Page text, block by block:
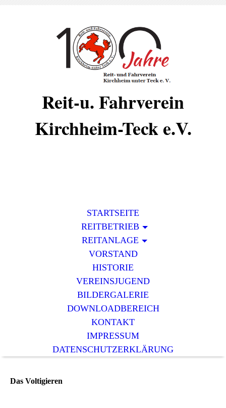
Reit-u. Fahrverein
Kirchheim-Teck e.V.
STARTSEITE
REITBETRIEB
REITANLAGE
VORSTAND
HISTORIE
VEREINSJUGEND
BILDERGALERIE
DOWNLOADBEREICH
KONTAKT
IMPRESSUM
DATENSCHUTZERKLÄRUNG
Das Voltigieren